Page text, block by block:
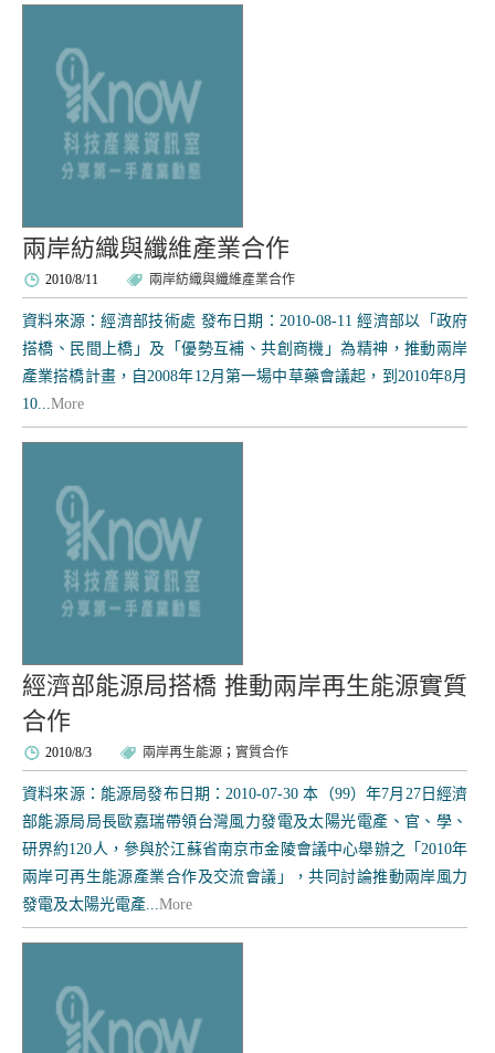
兩岸紡織與纖維產業合作
2010/8/11 兩岸紡織與纖維產業合作
資料來源：經濟部技術處 發布日期：2010-08-11 經濟部以「政府
搭橋、民間上橋」及「優勢互補、共創商機」為精神，推動兩岸
產業搭橋計畫，自2008年12月第一場中草藥會議起，到2010年8月
10...More
經濟部能源局搭橋 推動兩岸再生能源實質
合作
2010/8/3 兩岸再生能源 ； 實質合作
資料來源：能源局發布日期：2010-07-30 本（99）年7月27日經濟
部能源局局長歐嘉瑞帶領台灣風力發電及太陽光電產、官、學、
研界約120人，參與於江蘇省南京市金陵會議中心舉辦之「2010年
兩岸可再生能源產業合作及交流會議」，共同討論推動兩岸風力
發電及太陽光電產...More